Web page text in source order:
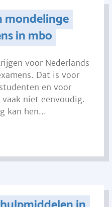
mondelinge
in mbo
voor Nederlands
Dat is voor
en voor
niet eenvoudig.
kan hen...